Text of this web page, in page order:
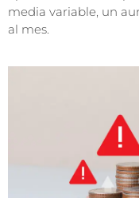
media variable, un
al mes.